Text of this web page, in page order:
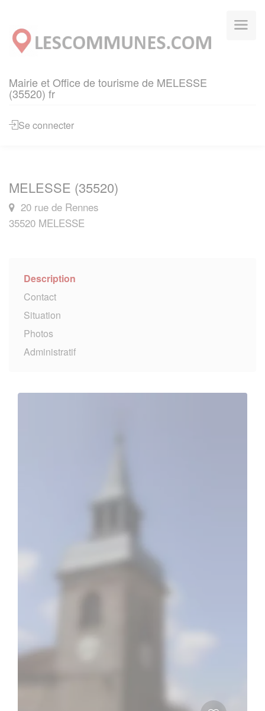
Mairie et Office de tourisme de MELESSE
(35520) fr
Se connecter
MELESSE (35520)
20 rue de Rennes
35520 MELESSE
Description
Contact
Situation
Photos
Administratif